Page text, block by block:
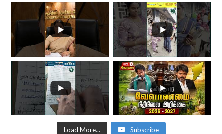
Load More... Subscribe